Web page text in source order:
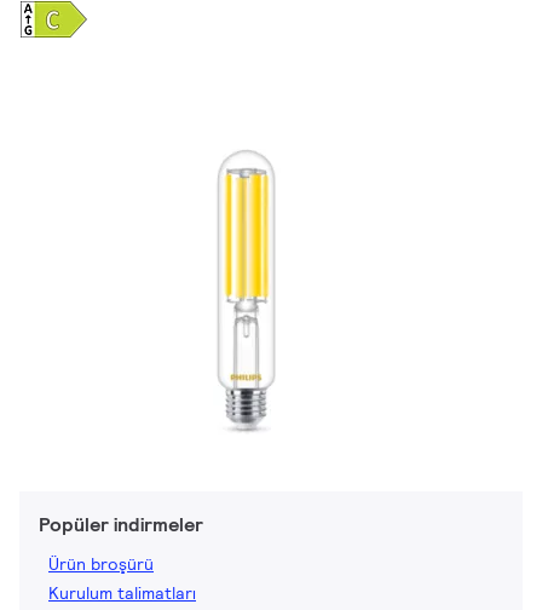
Popüler indirmeler
Ürün broşürü
Kurulum talimatları